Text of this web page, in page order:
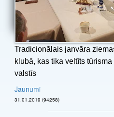
Tradicionālais janvāra
klubā, kas tika veltīts
valstīs
Jaunumi
31.01.2019 (94258)